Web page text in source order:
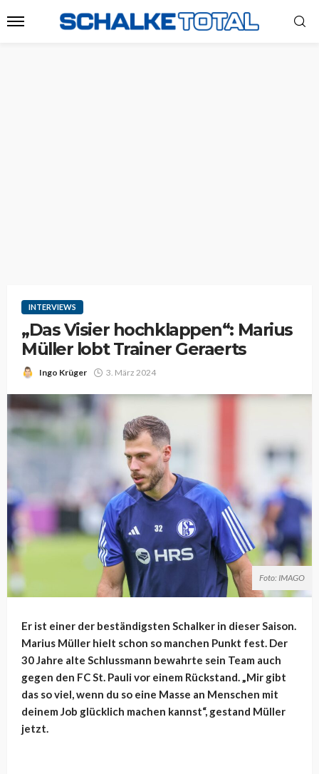
INTERVIEWS
„Das Visier hochklappen“: Marius
Müller lobt Trainer Geraerts
Ingo Krüger 3. März 2024
Foto: IMAGO
Er ist einer der beständigsten Schalker in dieser Saison.
Marius Müller hielt schon so manchen Punkt fest. Der
30 Jahre alte Schlussmann bewahrte sein Team auch
gegen den FC St. Pauli vor einem Rückstand. „Mir gibt
das so viel, wenn du so eine Masse an Menschen mit
deinem Job glücklich machen kannst“, gestand Müller
jetzt.